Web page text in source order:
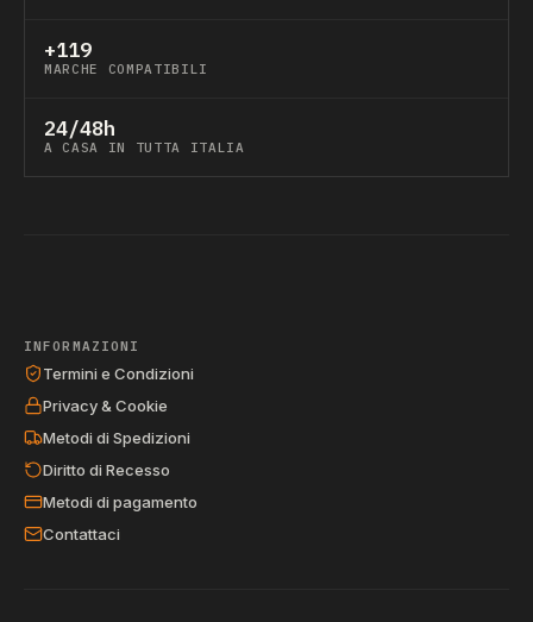
+119
MARCHE COMPATIBILI
24/48h
A CASA IN TUTTA ITALIA
INFORMAZIONI
Termini e Condizioni
Privacy & Cookie
Metodi di Spedizioni
Diritto di Recesso
Metodi di pagamento
Contattaci